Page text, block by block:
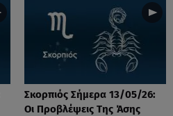
Σκορπιός Σήμερα 13/05/26:
Οι Προβλέψεις Tης Άσης